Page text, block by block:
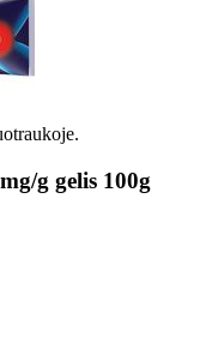
g gelis 100g